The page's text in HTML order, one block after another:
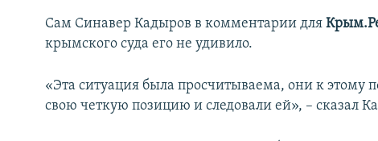
Сам Синавер Кадыров в комментарии для
крымского суда его не удивило.
«Эта ситуация была просчитываема, они к этому
свою четкую позицию и следовали ей», – сказал